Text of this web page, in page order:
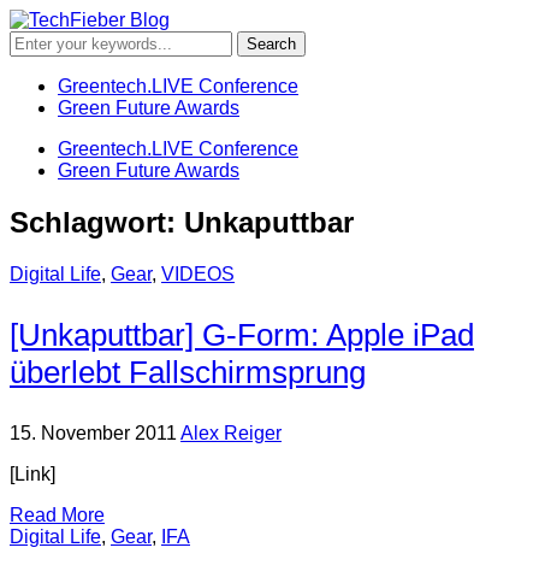
Greentech.LIVE Conference
Green Future Awards
Greentech.LIVE Conference
Green Future Awards
Schlagwort: Unkaputtbar
Digital Life, Gear, VIDEOS
[Unkaputtbar] G-Form: Apple iPad
überlebt Fallschirmsprung
15. November 2011 Alex Reiger
[Link]
Read More
Digital Life, Gear, IFA